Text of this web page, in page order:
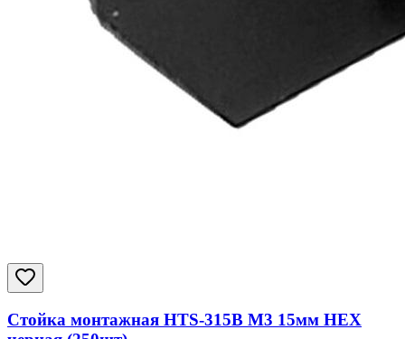
Стойка монтажная HTS-315B M3 15мм HEX